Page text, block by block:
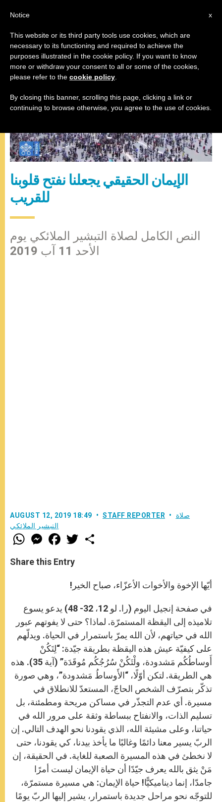
صلاة التبشير الملائكي
الإيمان الحقيقي يجعلنا نفتح قلوبنا
للقريب
النص الكامل لصلاة التبشير الملائكي يوم
الأحد 11 آب 2019
AUGUST 12, 2019 18:49 STAFF REPORTER
صلاة
التبشير الملائكي
W
h
t
s
M
e
s
e
F
a
e
b
T
w
r
Share this Entry
أيّها الإخوة والأخوات الأعزّاء، صباح الخير!
في صفحة إنجيل اليوم (را. لو 12، 32- 48) يدعو يسوع
تلاميذه إلى اليقظة المستمرّة. لماذا؟ حتى لا يفوتهم عبور
الله في حياتهم، لأن الله يمرّ باستمرار في الحياة. ويدلّهم
على كيفيّة عيش هذه اليقظة بطريقة جيّدة: “لِتَكُنْ
أَوساطُكُم مَشدودة، ولْتَكُنْ سُرُجُكُم مُوقَدَة” (آية 35). هذه
هي الطريقة. لتكن أوّلًا، “الأَوساطُ مَشدودة”، وهي صورة
تذكّر بتصرّف الشخص الحاجّ، المستعدّ للانطلاق في
مسيرة. أي عدم التجذّر في مساكن مريحة ومطمئنة، بل
تسليم الذات، والانفتاح ببساطة وثقة على مرور الله في
حياتنا، وعلى مشيئة الله، الذي يقودنا نحو الهدف التالي. إن
الربّ يسير معنا دائمًا وغالبًا ما يأخذ بيدنا، كي يقودنا، حتى
لا نخطئ في هذه المسيرة الصعبة للغاية. في الحقيقة، إن
مَنْ يثق بالله يعرف جيّدًا أن حياة الإيمان ليست أمرًا
جامدّا، إنما ديناميكيًّا! حياة الإيمان: هي مسيرة مستمرّة،
للتوجّه نحو مراحل جديدة باستمرار، يشير إليها الربّ يومًا
x
Notice
This website or its third party tools use cookies, which are
necessary to its functioning and required to achieve the
purposes illustrated in the cookie policy. If you want to know
more or withdraw your consent to all or some of the cookies,
please refer to the cookie policy
By closing this banner, scrolling this page, clicking a link or
continuing to browse otherwise, you agree to the use of cookies.